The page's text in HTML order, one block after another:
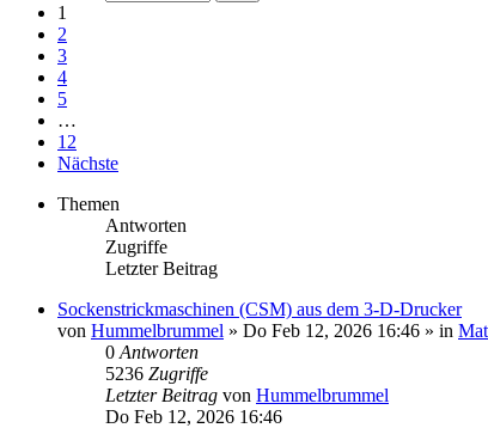
1
2
3
4
5
…
12
Nächste
Themen
Antworten
Zugriffe
Letzter Beitrag
Sockenstrickmaschinen (CSM) aus dem 3-D-Drucker
von Hummelbrummel » Do Feb 12, 2026 16:46 » in
0 Antworten
5236 Zugriffe
Letzter Beitrag von Hummelbrummel
Do Feb 12, 2026 16:46